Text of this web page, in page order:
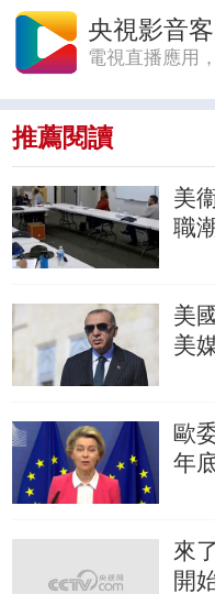
央視影音
電視直播應用
推薦閱讀
美
職
美
美
歐
年
來
開